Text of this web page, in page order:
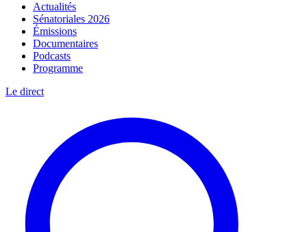
Actualités
Sénatoriales 2026
Émissions
Documentaires
Podcasts
Programme
Le direct